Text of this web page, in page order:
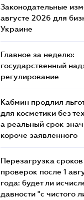
Законодательные
августе 2026 для
Украине
Главное за неделю:
государственный
регулирование
Кабмин продлил
для косметики без
а реальный срок
короче заявленного
Перезагрузка
проверок после 1
года: будет ли
давности "с чистого